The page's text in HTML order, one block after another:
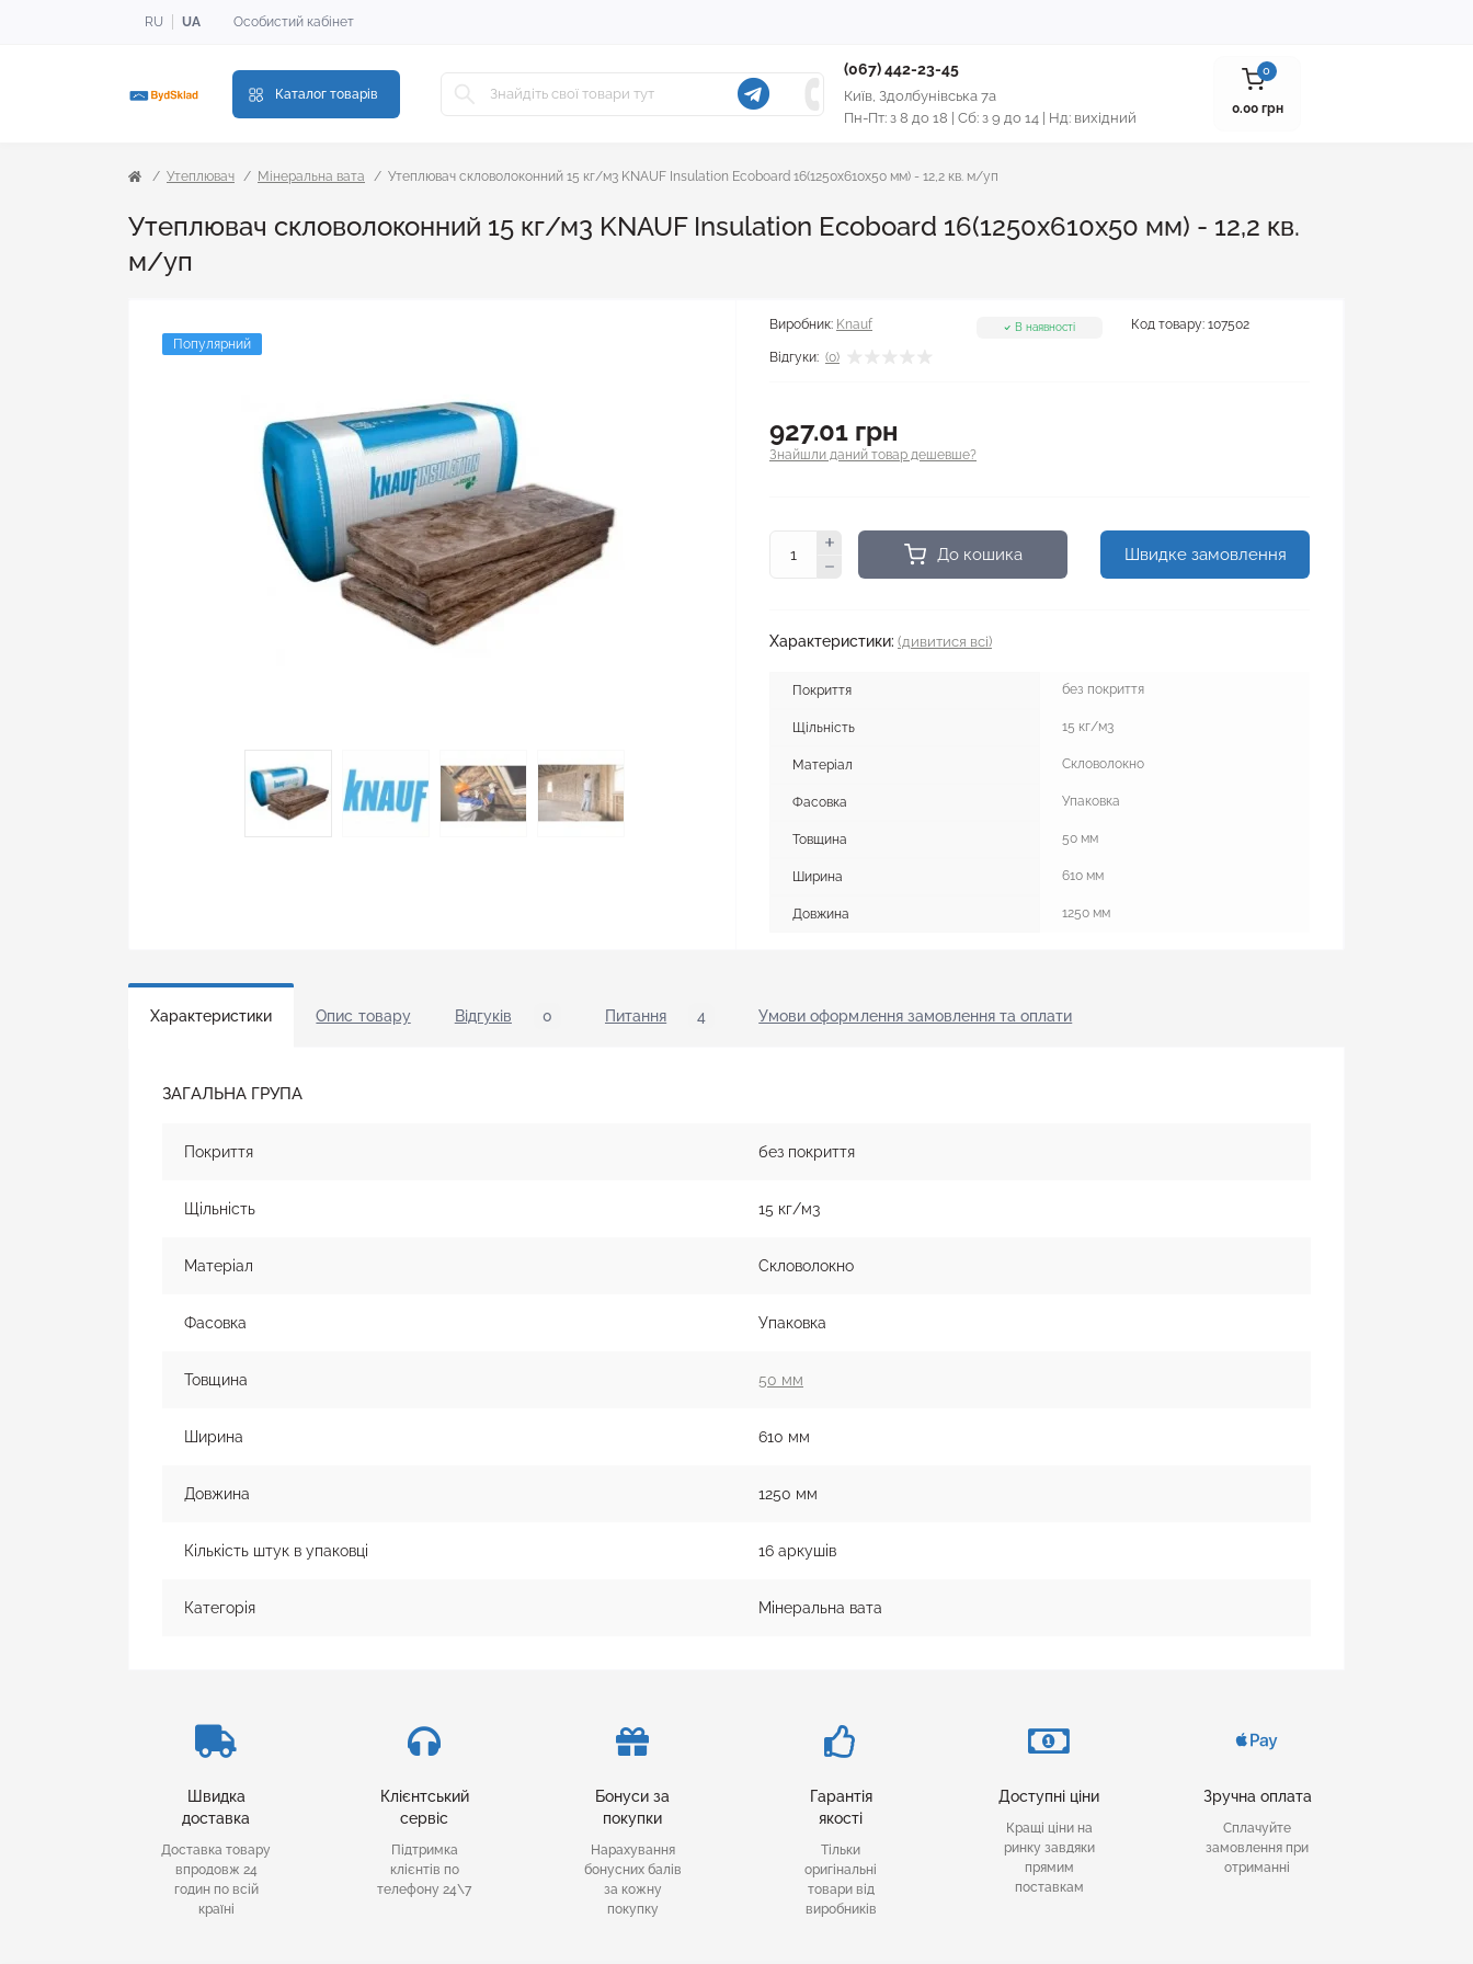
RU UA Особистий кабінет
Каталог товарів
(067) 442-23-45
Київ, Здолбунівська 7а
Пн-Пт: з 8 до 18 | Сб: з 9 до 14 | Нд: вихідний
0
0.00 грн
Утеплювач Мінеральна вата Утеплювач скловолоконний 15 кг/м3 KNAUF Insulation Ecoboard 16(1250x610x50 мм) - 12,2 кв. м/уп
Утеплювач скловолоконний 15 кг/м3 KNAUF Insulation Ecoboard 16(1250x610x50 мм) - 12,2 кв.
м/уп
Популярний
Виробник: Knauf Код товару: 107502
Відгуки: (0)
В наявності
927.01 грн
Знайшли даний товар дешевше?
До кошика Швидке замовлення
Характеристики: (дивитися всі)
Покриття без покриття
Щільність 15 кг/м3
Матеріал Скловолокно
Фасовка Упаковка
Товщина 50 мм
Ширина 610 мм
Довжина 1250 мм
Характеристики Опис товару Відгуків 0 Питання 4 Умови оформлення замовлення тa оплати
ЗАГАЛЬНА ГРУПА
Покриття без покриття
Щільність 15 кг/м3
Матеріал Скловолокно
Фасовка Упаковка
Товщина 50 мм
Ширина 610 мм
Довжина 1250 мм
Кількість штук в упаковці 16 аркушів
Категорія Мінеральна вата
Швидка
доставка
Доставка товару
впродовж 24
годин по всій
країні
Клієнтський
сервіс
Підтримка
клієнтів по
телефону 24\7
Бонуси за
покупки
Нарахування
бонусних балів
за кожну
покупку
Гарантія
якості
Тільки
оригінальні
товари від
виробників
Доступні ціни
Кращі ціни на
ринку завдяки
прямим
поставкам
Зручна оплата
Сплачуйте
замовлення при
отриманні